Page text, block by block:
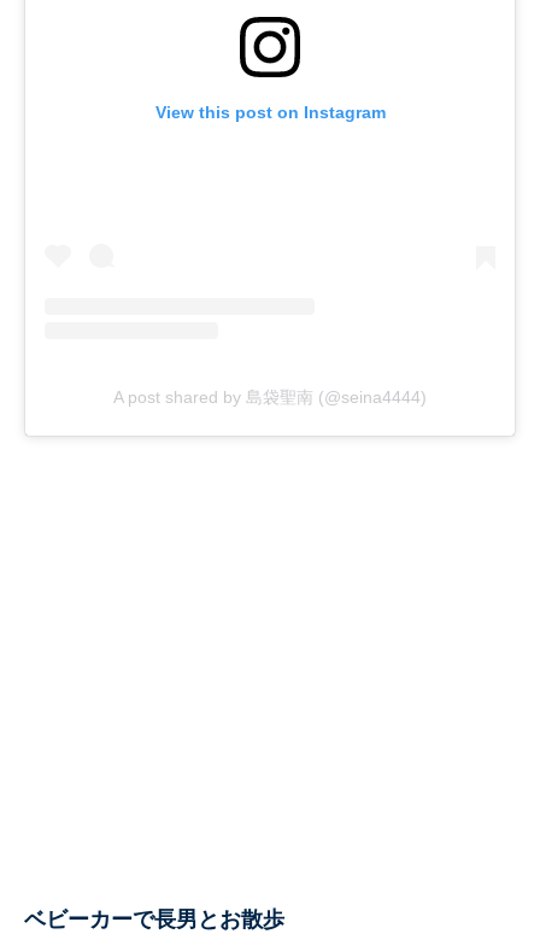
View this post on Instagram
A post shared by 島袋聖南 (@seina4444)
ベビーカーで長男とお散歩